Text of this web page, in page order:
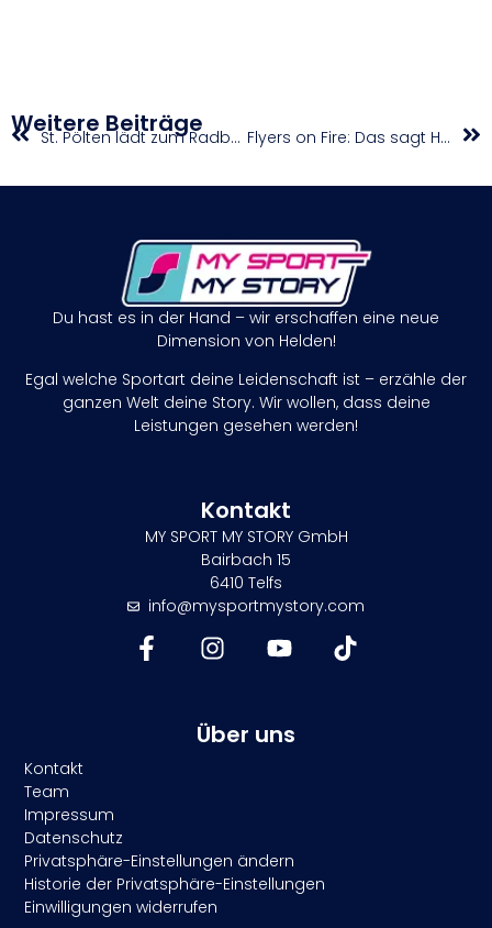
Weitere Beiträge St. Pölten lädt zum Radball-Weltcup am Samstag Flyers on Fire: Das sagt Head Coach Waser zum heißen Saisonstart
Du hast es in der Hand – wir erschaffen eine neue
Dimension von Helden!
Egal welche Sportart deine Leidenschaft ist – erzähle der
ganzen Welt deine Story. Wir wollen, dass deine
Leistungen gesehen werden!
Kontakt
MY SPORT MY STORY GmbH
Bairbach 15
6410 Telfs
info@mysportmystory.com
Über uns
Kontakt
Team
Impressum
Datenschutz
Privatsphäre-Einstellungen ändern
Historie der Privatsphäre-Einstellungen
Einwilligungen widerrufen